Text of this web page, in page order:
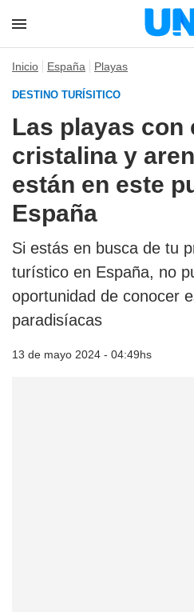
Inicio España Playas
DESTINO TURÍSITICO
Las playas con
cristalina y
están en este
España
Si estás en busca de tu
turístico en España, no
oportunidad de conocer
paradisíacas
13 de mayo 2024 - 04:49hs